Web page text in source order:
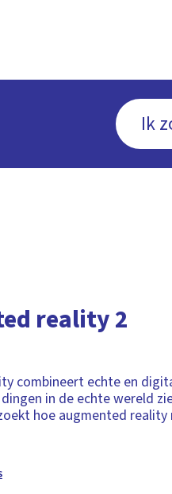
reality 2
combineert echte en
in de echte wereld
hoe augmented reality